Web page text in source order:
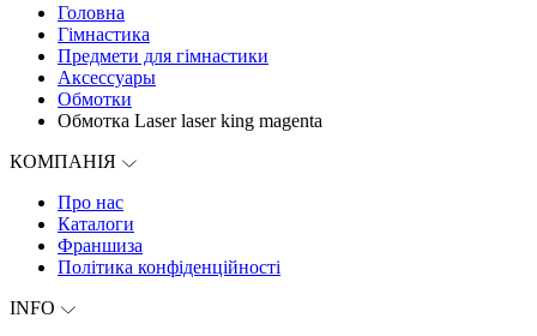
Головна
Гімнастика
Предмети для гімнастики
Аксессуары
Обмотки
Обмотка Laser laser king magenta
КОМПАНІЯ
Про нас
Каталоги
Франшиза
Політика конфіденційності
INFO